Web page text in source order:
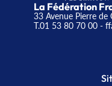
La Fédération
33 Avenue Pierre
T.01 53 80 70 00-